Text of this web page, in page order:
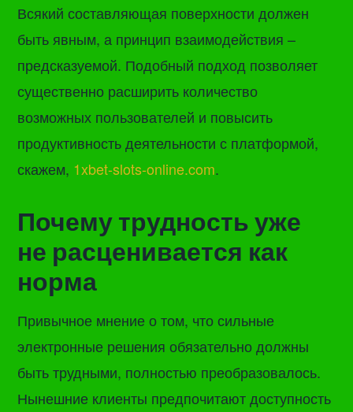
Всякий составляющая поверхности должен
быть явным, а принцип взаимодействия –
предсказуемой. Подобный подход позволяет
существенно расширить количество
возможных пользователей и повысить
продуктивность деятельности с платформой,
скажем, 1xbet-slots-online.com.
Почему трудность уже
не расценивается как
норма
Привычное мнение о том, что сильные
электронные решения обязательно должны
быть трудными, полностью преобразовалось.
Нынешние клиенты предпочитают доступность